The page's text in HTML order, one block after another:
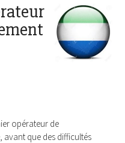
opérateur de
avant que des difficultés